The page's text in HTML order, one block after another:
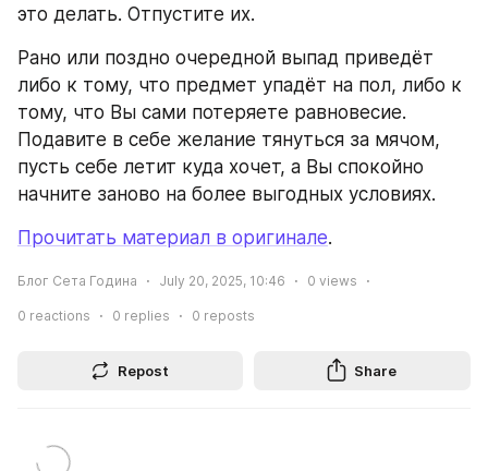
это делать. Отпустите их.
Рано или поздно очередной выпад приведёт
либо к тому, что предмет упадёт на пол, либо к
тому, что Вы сами потеряете равновесие.
Подавите в себе желание тянуться за мячом,
пусть себе летит куда хочет, а Вы спокойно
начните заново на более выгодных условиях.
Прочитать материал в оригинале.
Блог Сета Година July 20, 2025, 10:46 0 views
0 reactions 0 replies 0 reposts
Repost Share